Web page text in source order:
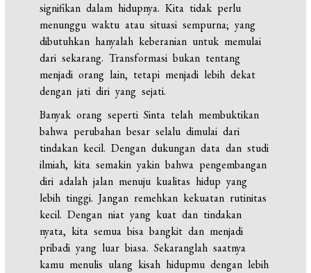
signifikan dalam hidupnya. Kita tidak perlu
menunggu waktu atau situasi sempurna; yang
dibutuhkan hanyalah keberanian untuk memulai
dari sekarang. Transformasi bukan tentang
menjadi orang lain, tetapi menjadi lebih dekat
dengan jati diri yang sejati.
Banyak orang seperti Sinta telah membuktikan
bahwa perubahan besar selalu dimulai dari
tindakan kecil. Dengan dukungan data dan studi
ilmiah, kita semakin yakin bahwa pengembangan
diri adalah jalan menuju kualitas hidup yang
lebih tinggi. Jangan remehkan kekuatan rutinitas
kecil. Dengan niat yang kuat dan tindakan
nyata, kita semua bisa bangkit dan menjadi
pribadi yang luar biasa. Sekaranglah saatnya
kamu menulis ulang kisah hidupmu dengan lebih